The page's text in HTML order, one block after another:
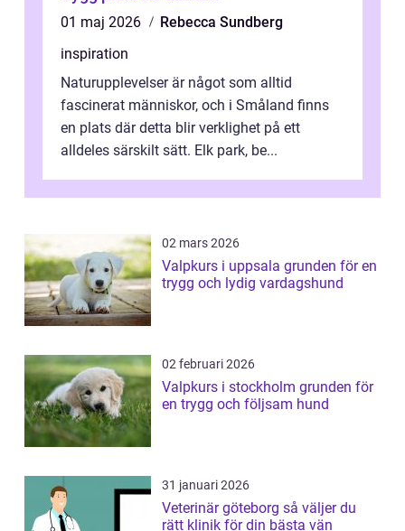
01 maj 2026
Rebecca Sundberg
inspiration
Naturupplevelser är något som alltid
fascinerat människor, och i Småland finns
en plats där detta blir verklighet på ett
alldeles särskilt sätt. Elk park, be...
02 mars 2026
Valpkurs i uppsala grunden för en
trygg och lydig vardagshund
02 februari 2026
Valpkurs i stockholm grunden för
en trygg och följsam hund
31 januari 2026
Veterinär göteborg så väljer du
rätt klinik för din bästa vän